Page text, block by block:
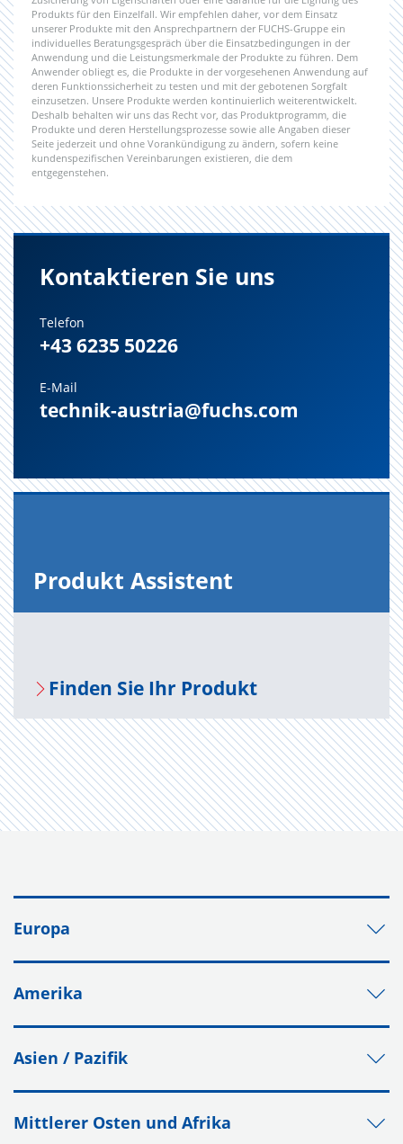
Produkts für den Einzelfall. Wir empfehlen daher, vor dem Einsatz
unserer Produkte mit den Ansprechpartnern der FUCHS-Gruppe ein
individuelles Beratungsgespräch über die Einsatzbedingungen in der
Anwendung und die Leistungsmerkmale der Produkte zu führen. Dem
Anwender obliegt es, die Produkte in der vorgesehenen Anwendung auf
deren Funktionssicherheit zu testen und mit der gebotenen Sorgfalt
einzusetzen. Unsere Produkte werden kontinuierlich weiterentwickelt.
Deshalb behalten wir uns das Recht vor, das Produktprogramm, die
Produkte und deren Herstellungsprozesse sowie alle Angaben dieser
Seite jederzeit und ohne Vorankündigung zu ändern, sofern keine
kundenspezifischen Vereinbarungen existieren, die dem
entgegenstehen.
Kontaktieren Sie uns
Telefon
+43 6235 50226
E-Mail
technik-austria@fuchs.com
Pro­dukt As­sis­tent
Fin­den Sie Ihr Pro­dukt
Europa
Amerika
Asien / Pazifik
Mittlerer Osten und Afrika